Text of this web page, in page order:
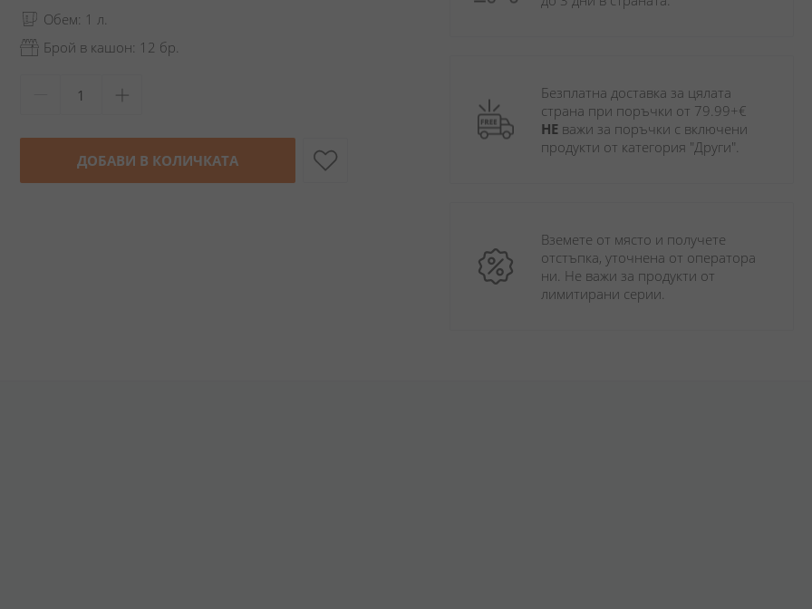
Обем: 1 л.
Брой в кашон: 12 бр.
ДОБАВИ В КОЛИЧКАТА
Безплатна доставка за цялата
НЕ важи за поръчки с включени
продукти от категория "Други".
Вземете от място и получете
отстъпка, уточнена от оператора
ни. Не важи за продукти от
лимитирани серии.